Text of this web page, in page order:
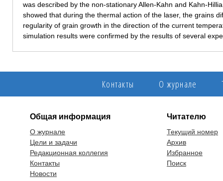
was described by the non-stationary Allen-Kahn and Kahn-
showed that during the thermal action of the laser, the grains
regularity of grain growth in the direction of the current
simulation results were confirmed by the results of several
Контакты О журнале
Общая информация
О журнале
Цели и задачи
Редакционная коллегия
Контакты
Новости
Читателю
Текущий номер
Архив
Избранное
Поиск